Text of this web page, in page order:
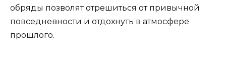
обряды позволят отрешиться от привычной
повседневности и отдохнуть в атмосфере
прошлого.